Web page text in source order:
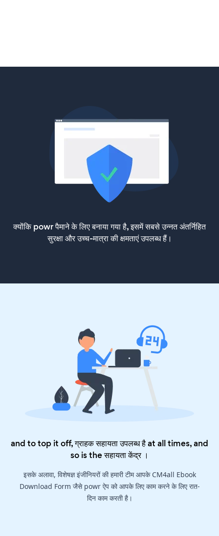
क्योंकि powr पैमाने के लिए बनाया गया है, इसमें सबसे उन्नत अंतर्निहित
सुरक्षा और उच्च-मात्रा की क्षमताएं उपलब्ध हैं।
and to top it off, ग्राहक सहायता उपलब्ध है at all times, and
so is theसहायता केंद्र।
इसके अलावा, विशेषज्ञ इंजीनियरों की हमारी टीम आपके CM4all Ebook
Download Form जैसे powr ऐप को आपके लिए काम करने के लिए रात-
दिन काम करती है।